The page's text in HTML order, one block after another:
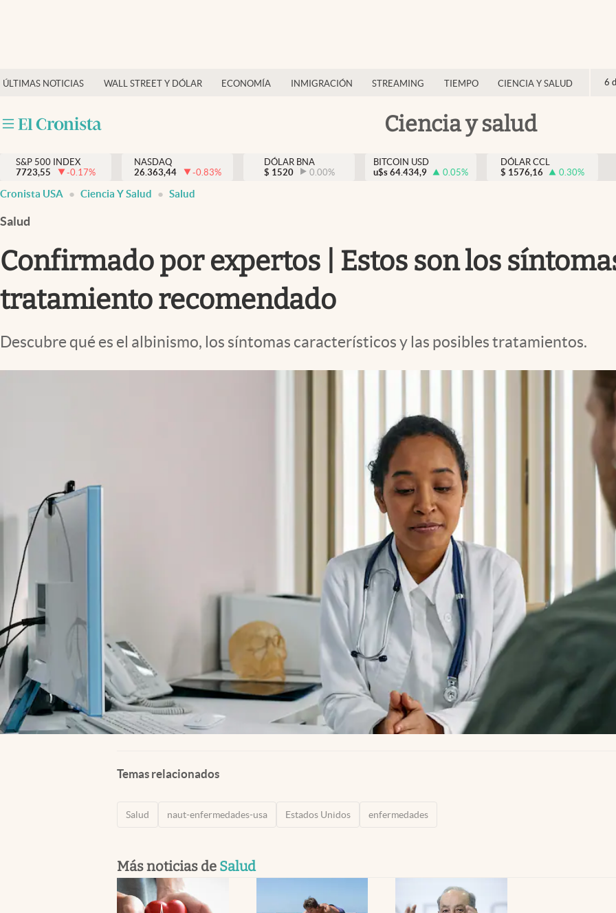
ÚLTIMAS NOTICIAS WALL STREET Y DÓLAR ECONOMÍA INMIGRACIÓN STREAMING TIEMPO CIENCIA Y SALUD 6
Ciencia y salud
Finanzas y economía
Inmigración
Trending
Streaming
PC y mobile
S&P 500 INDEX
7723,55
-0.17%
NASDAQ
26.363,44
-0.83%
DÓLAR BNA
$ 1520 0.00%
BITCOIN USD
u$s 64.434,9 0.05%
DÓLAR CCL
$ 1576,16 0.30%
Cronista USA Ciencia Y Salud Salud
Salud
Confirmado por expertos | Estos son los
tratamiento recomendado
Descubre qué es el albinismo, los síntomas característicos y las posibles tratamientos.
Temas relacionados
Salud naut-enfermedades-usa Estados Unidos enfermedades
Más noticias de Salud